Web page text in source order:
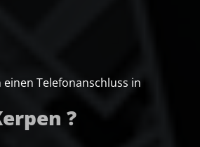
einen Telefonanschluss in
?